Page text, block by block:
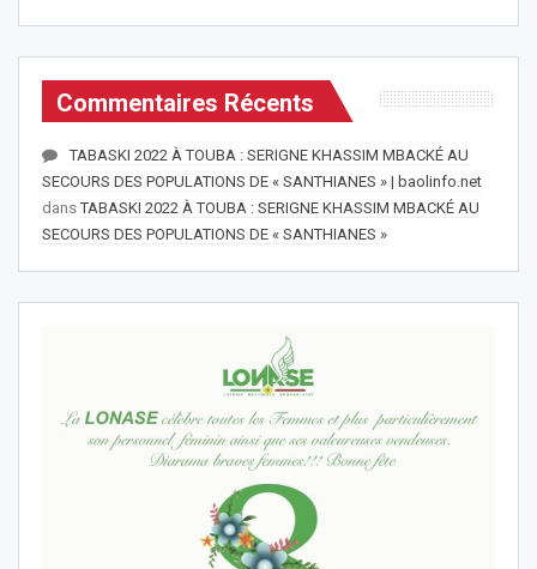
Commentaires Récents
TABASKI 2022 À TOUBA : SERIGNE KHASSIM MBACKÉ AU
SECOURS DES POPULATIONS DE « SANTHIANES » | baolinfo.net
dansTABASKI 2022 À TOUBA : SERIGNE KHASSIM MBACKÉ AU
SECOURS DES POPULATIONS DE « SANTHIANES »